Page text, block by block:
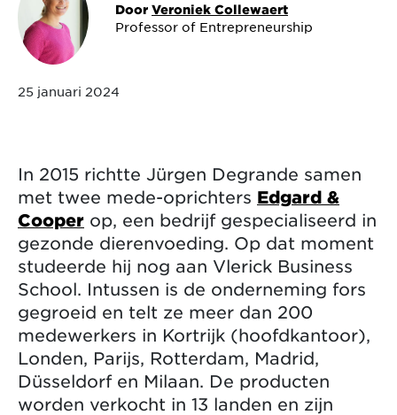
Door Veroniek Collewaert
Professor of Entrepreneurship
25 januari 2024
In 2015 richtte Jürgen Degrande samen
met twee mede-oprichters Edgard &
Cooper op, een bedrijf gespecialiseerd in
gezonde dierenvoeding. Op dat moment
studeerde hij nog aan Vlerick Business
School. Intussen is de onderneming fors
gegroeid en telt ze meer dan 200
medewerkers in Kortrijk (hoofdkantoor),
Londen, Parijs, Rotterdam, Madrid,
Düsseldorf en Milaan. De producten
worden verkocht in 13 landen en zijn